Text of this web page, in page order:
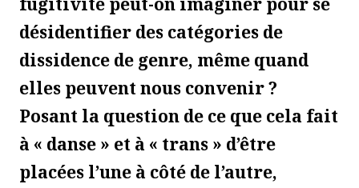
désidentifier des catégories de
dissidence de genre, même quand
elles peuvent nous convenir ?
Posant la question de ce que cela fait
à « danse » et à « trans » d’être
placées l’une à côté de l’autre,